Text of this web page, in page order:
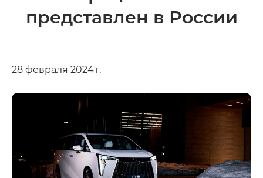
представлен в России
28 февраля 2024 г.